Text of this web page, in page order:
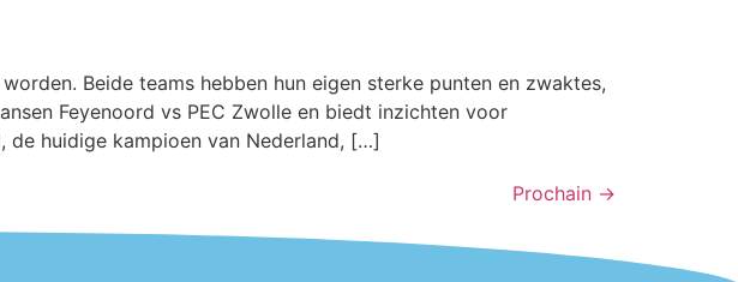
Beide teams hebben hun eigen sterke punten en zwaktes,
Feyenoord vs PEC Zwolle en biedt inzichten voor
de huidige kampioen van Nederland, […]
Prochain →